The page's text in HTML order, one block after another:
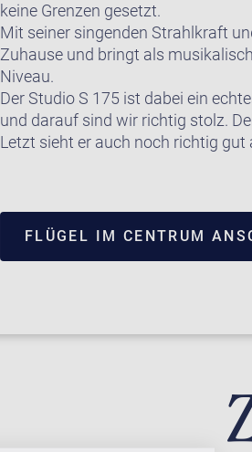
keine Grenzen gesetzt.
Mit seiner singenden Strahlkraft
Zuhause und bringt als
Niveau.
Der Studio S 175 ist dabei ein
und darauf sind wir richtig stolz.
Letzt sieht er auch noch richtig gut
FLÜGEL IM CENTRUM